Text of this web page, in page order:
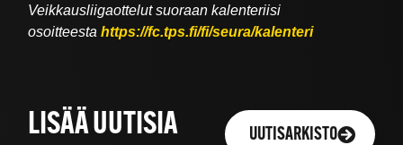
Veikkausliigaottelut suoraan kalenteriisi
osoitteestahttps://fc.tps.fi/fi/seura/kalenteri
LISÄÄ UUTISIA UUTISARKISTO